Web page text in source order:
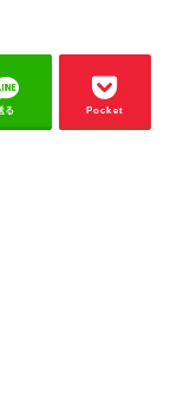
る Pocket